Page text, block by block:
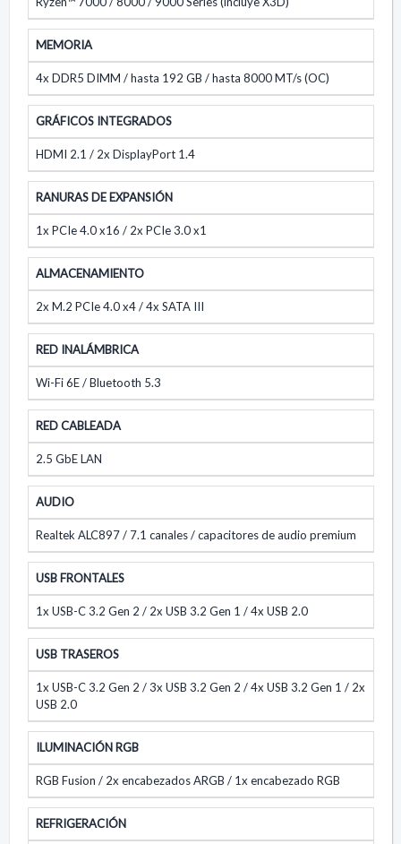
MEMORIA
4x DDR5 DIMM / hasta 192 GB / hasta 8000 MT/s (OC)
GRÁFICOS INTEGRADOS
HDMI 2.1 / 2x DisplayPort 1.4
RANURAS DE EXPANSIÓN
1x PCIe 4.0 x16 / 2x PCIe 3.0 x1
ALMACENAMIENTO
2x M.2 PCIe 4.0 x4 / 4x SATA III
RED INALÁMBRICA
Wi-Fi 6E / Bluetooth 5.3
RED CABLEADA
2.5 GbE LAN
AUDIO
Realtek ALC897 / 7.1 canales / capacitores de audio premium
USB FRONTALES
1x USB-C 3.2 Gen 2 / 2x USB 3.2 Gen 1 / 4x USB 2.0
USB TRASEROS
1x USB-C 3.2 Gen 2 / 3x USB 3.2 Gen 2 / 4x USB 3.2 Gen 1 / 2x
USB 2.0
ILUMINACIÓN RGB
RGB Fusion / 2x encabezados ARGB / 1x encabezado RGB
REFRIGERACIÓN